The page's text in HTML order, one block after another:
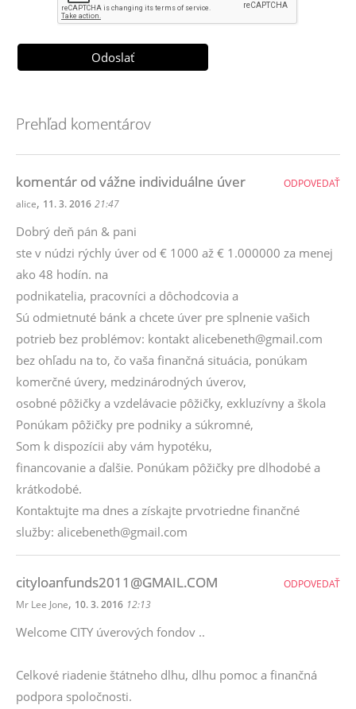
Prehľad komentárov
komentár od vážne individuálne úver
alice, 11. 3. 2016 21:47
Dobrý deň pán & pani
ste v núdzi rýchly úver od € 1000 až € 1.000000 za menej
ako 48 hodín. na
podnikatelia, pracovníci a dôchodcovia a
Sú odmietnuté bánk a chcete úver pre splnenie vašich
potrieb bez problémov: kontakt alicebeneth@gmail.com
bez ohľadu na to, čo vaša finančná situácia, ponúkam
komerčné úvery, medzinárodných úverov,
osobné pôžičky a vzdelávacie pôžičky, exkluzívny a škola
Ponúkam pôžičky pre podniky a súkromné,
Som k dispozícii aby vám hypotéku,
financovanie a ďalšie. Ponúkam pôžičky pre dlhodobé a
krátkodobé.
Kontaktujte ma dnes a získajte prvotriedne finančné
služby: alicebeneth@gmail.com
ODPOVEDAŤ
cityloanfunds2011@GMAIL.COM
Mr Lee Jone, 10. 3. 2016 12:13
Welcome CITY úverových fondov ..
Celkové riadenie štátneho dlhu, dlhu pomoc a finančná
podpora spoločnosti.
ODPOVEDAŤ